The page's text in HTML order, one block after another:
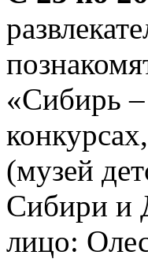
«Сибирь
(музей
Сибири и
лицо: